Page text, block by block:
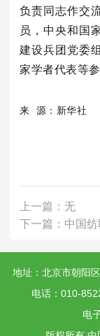
负责同志作交
员，中央和国
建设兵团党委
家学者代表等参
来 源：新华社
上一篇：无
下一篇：中国
地址：北京市朝阳
电话：010-
电